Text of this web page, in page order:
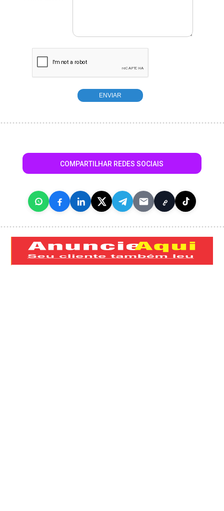
COMPARTILHAR REDES SOCIAIS